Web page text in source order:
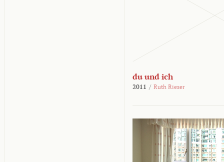
du und ich
2011 / Ruth Rieser